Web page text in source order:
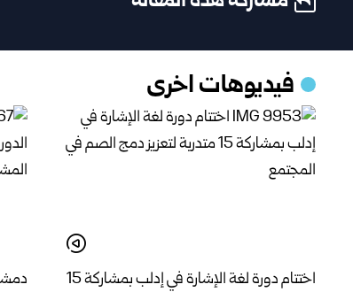
فيديوهات اخرى
اختتام دورة لغة الإشارة في إدلب بمشاركة 15